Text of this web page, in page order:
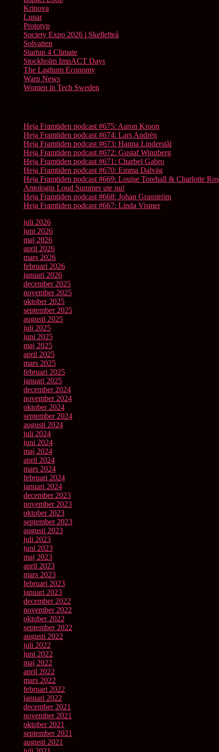
Krinova
Lunar
Prototyp
Society Expo 2026 i Skellefteå
Solvatten
Startup 4 Climate
Stockholm ImpACT Days
The Laghum Economy
Warp News
Women in Tech Sweden
Heja Framtiden podcast #675: Aaron Kroon
Heja Framtiden podcast #674: Lars Andrén
Heja Framtiden podcast #673: Hanna Linderstål
Heja Framtiden podcast #672: Gustaf Winnberg
Heja Framtiden podcast #671: Charbel Gabro
Heja Framtiden podcast #670: Emma Dalväg
Heja Framtiden podcast #669: Louise Torehall & Charlotte
Antologin Loud Summer ute nu!
Heja Framtiden podcast #668: Johan Granström
Heja Framtiden podcast #667: Linda Vismer
juli 2026
juni 2026
maj 2026
april 2026
mars 2026
februari 2026
januari 2026
december 2025
november 2025
oktober 2025
september 2025
augusti 2025
juli 2025
juni 2025
maj 2025
april 2025
mars 2025
februari 2025
januari 2025
december 2024
november 2024
oktober 2024
september 2024
augusti 2024
juli 2024
juni 2024
maj 2024
april 2024
mars 2024
februari 2024
januari 2024
december 2023
november 2023
oktober 2023
september 2023
augusti 2023
juli 2023
juni 2023
maj 2023
april 2023
mars 2023
februari 2023
januari 2023
december 2022
november 2022
oktober 2022
september 2022
augusti 2022
juli 2022
juni 2022
maj 2022
april 2022
mars 2022
februari 2022
januari 2022
december 2021
november 2021
oktober 2021
september 2021
augusti 2021